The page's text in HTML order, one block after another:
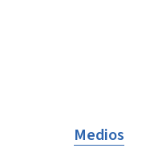
Medios